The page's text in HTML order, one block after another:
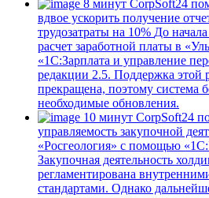
8 минут CorpSoft24
вдвое ускорить получение
трудозатраты на 10% До
расчет заработной платы в
«1С:Зарплата и управление
редакции 2.5. Поддержка этой
прекращена, поэтому система
необходимые обновления.
10 минут CorpSoft24
управляемость закупочной
«Росгеология» с помощью
Закупочная деятельность
регламентирована
стандартами. Однако